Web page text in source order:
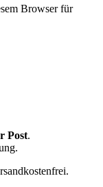
Browser für
Post.